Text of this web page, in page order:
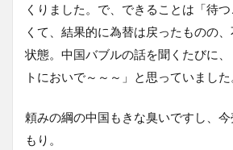
くりました。で、できることは「待
くて、結果的に為替は戻ったものの
状態。中国バブルの話を聞くたびに
トにおいで～～～」と思っていました
頼みの綱の中国もきな臭いですし、
もり。